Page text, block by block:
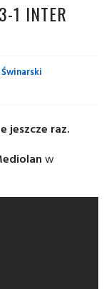
1 INTER
Świnarski
jeszcze raz.
w